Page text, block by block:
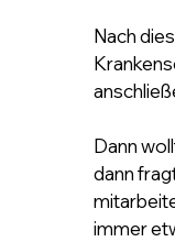
Nach
Dann
dann
immer